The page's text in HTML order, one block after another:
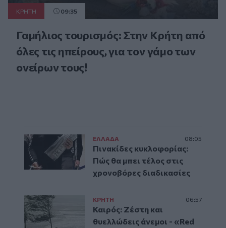
ΚΡΗΤΗ 09:35
Γαμήλιος τουρισμός: Στην Κρήτη από
όλες τις ηπείρους, για τον γάμο των
ονείρων τους!
ΕΛΛAΔΑ 08:05
Πινακίδες κυκλοφορίας:
Πώς θα μπει τέλος στις
χρονοβόρες διαδικασίες
ΚΡΗΤΗ 06:57
Καιρός: Ζέστη και
θυελλώδεις άνεμοι - «Red